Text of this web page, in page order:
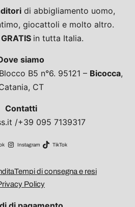
di abbigliamento uomo,
giocattoli e molto altro.
GRATIS in tutta Italia.
siamo
B5 n°6. 95121 – Bicocca,
CT
Contatti
/+39 095 7139317
Instagram TikTok
Tempi di consegna e resi
Policy